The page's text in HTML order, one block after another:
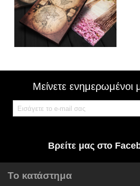
Μείνετε ενημερωμένοι
Βρείτε μας στο
Το κατάστημα